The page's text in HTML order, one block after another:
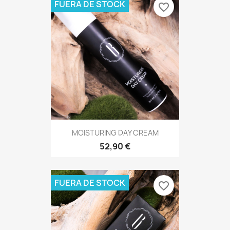
MOISTURING DAY CREAM
52,90 €
FUERA DE STOCK favorite_border
FUERA DE STOCK favorite_border